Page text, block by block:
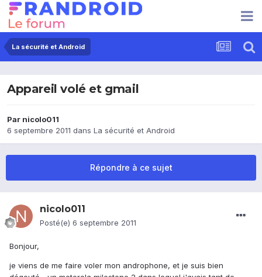
La sécurité et Android
Appareil volé et gmail
Par nicolo011
6 septembre 2011 dans La sécurité et Android
Répondre à ce sujet
nicolo011
Posté(e) 6 septembre 2011
Bonjour,
je viens de me faire voler mon androphone, et je suis bien